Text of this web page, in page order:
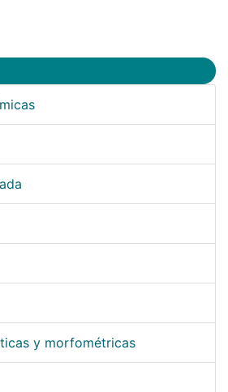
y morfométricas